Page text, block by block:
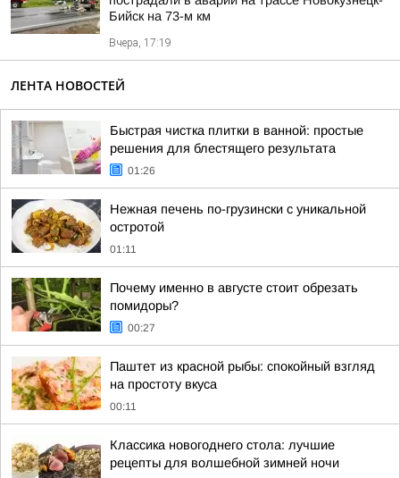
Бийск на 73-м км
Вчера, 17:19
ЛЕНТА НОВОСТЕЙ
Быстрая чистка плитки в ванной: простые
решения для блестящего результата
01:26
Нежная печень по-грузински с уникальной
остротой
01:11
Почему именно в августе стоит обрезать
помидоры?
00:27
Паштет из красной рыбы: спокойный взгляд
на простоту вкуса
00:11
Классика новогоднего стола: лучшие
рецепты для волшебной зимней ночи